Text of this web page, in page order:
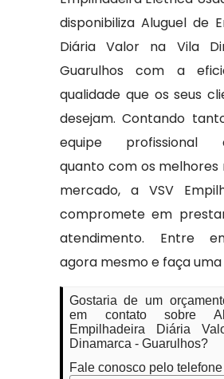
disponibiliza Aluguel de
Diária Valor na Vila
Guarulhos com a
qualidade que os seus
desejam. Contando
equipe profissional
quanto com os melhores
mercado, a VSV
compromete em
atendimento. Entre
agora mesmo e faça
Gostaria de um
em contato sobre
Empilhadeira Diária
Dinamarca - Guarulhos?
Fale conosco pelo telefone